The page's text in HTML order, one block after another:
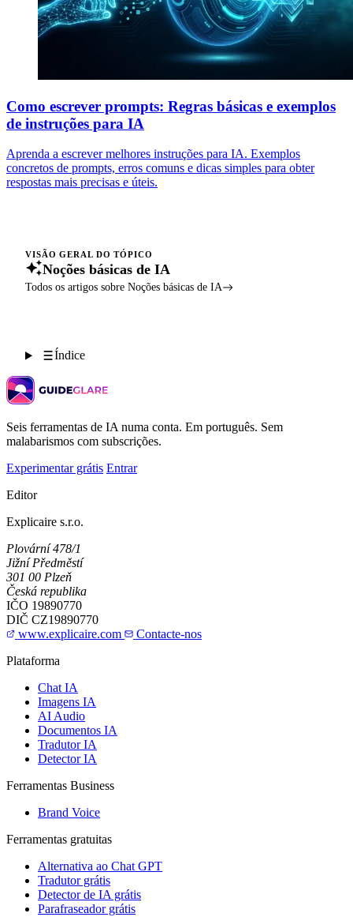
Como escrever prompts: Regras básicas e exemplos
de instruções para IA
Aprenda a escrever melhores instruções para IA. Exemplos
concretos de prompts, erros comuns e dicas simples para obter
respostas mais precisas e úteis.
VISÃO GERAL DO TÓPICO
Noções básicas de IA
Todos os artigos sobre Noções básicas de IA
Índice
Seis ferramentas de IA numa conta. Em português. Sem
malabarismos com subscrições.
Experimentar grátis Entrar
Editor
Explicaire s.r.o.
Plovární 478/1
Jižní Předměstí
301 00 Plzeň
Česká republika
IČO 19890770
DIČ CZ19890770
www.explicaire.com
Contacte-nos
Plataforma
Chat IA
Imagens IA
AI Audio
Documentos IA
Tradutor IA
Detector IA
Ferramentas Business
Brand Voice
Ferramentas gratuitas
Alternativa ao Chat GPT
Tradutor grátis
Detector de IA grátis
Parafraseador grátis